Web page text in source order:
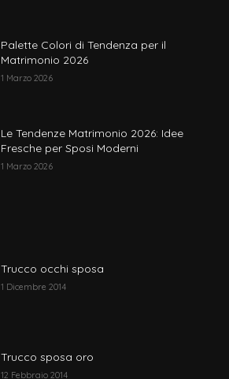
Palette Colori di Tendenza per il
Matrimonio 2026
1 Marzo 2026
Le Tendenze Matrimonio 2026: Idee
Fresche per Sposi Moderni
1 Marzo 2026
Trucco occhi sposa
1 Dicembre 2014
Trucco sposa oro
12 Febbraio 2014